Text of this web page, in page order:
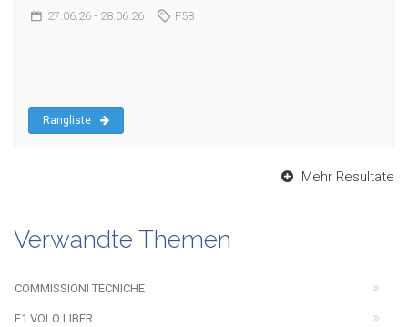
27.06.26 - 28.06.26 F5B
Rangliste
Mehr Resultate
Verwandte Themen
COMMISSIONI TECNICHE
F1 VOLO LIBER